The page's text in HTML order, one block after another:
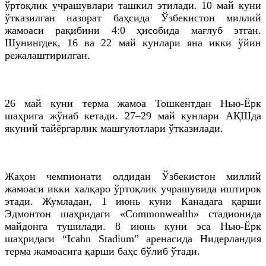
ўртоқлик учрашувлари ташкил этилади. 10 май куни
ўтказилган назорат баҳсида Ўзбекистон миллий
жамоаси рақибини 4:0 ҳисобида мағлуб этган.
Шунингдек, 16 ва 22 май кунлари яна икки ўйин
режалаштирилган.
26 май куни терма жамоа Тошкентдан Нью-Ёрк
шаҳрига жўнаб кетади. 27–29 май кунлари АҚШда
якуний тайёргарлик машғулотлари ўтказилади.
Жаҳон чемпионати олдидан Ўзбекистон миллий
жамоаси икки халқаро ўртоқлик учрашувида иштирок
этади. Жумладан, 1 июнь куни Канадага қарши
Эдмонтон шаҳридаги «Commonwealth» стадионида
майдонга тушилади. 8 июнь куни эса Нью-Ёрк
шаҳридаги “Icahn Stadium” аренасида Нидерландия
терма жамоасига қарши баҳс бўлиб ўтади.